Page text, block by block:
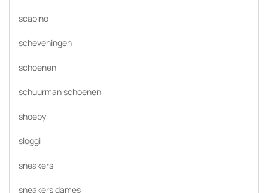
scapino
scheveningen
schoenen
schuurman schoenen
shoeby
sloggi
sneakers
sneakers dames